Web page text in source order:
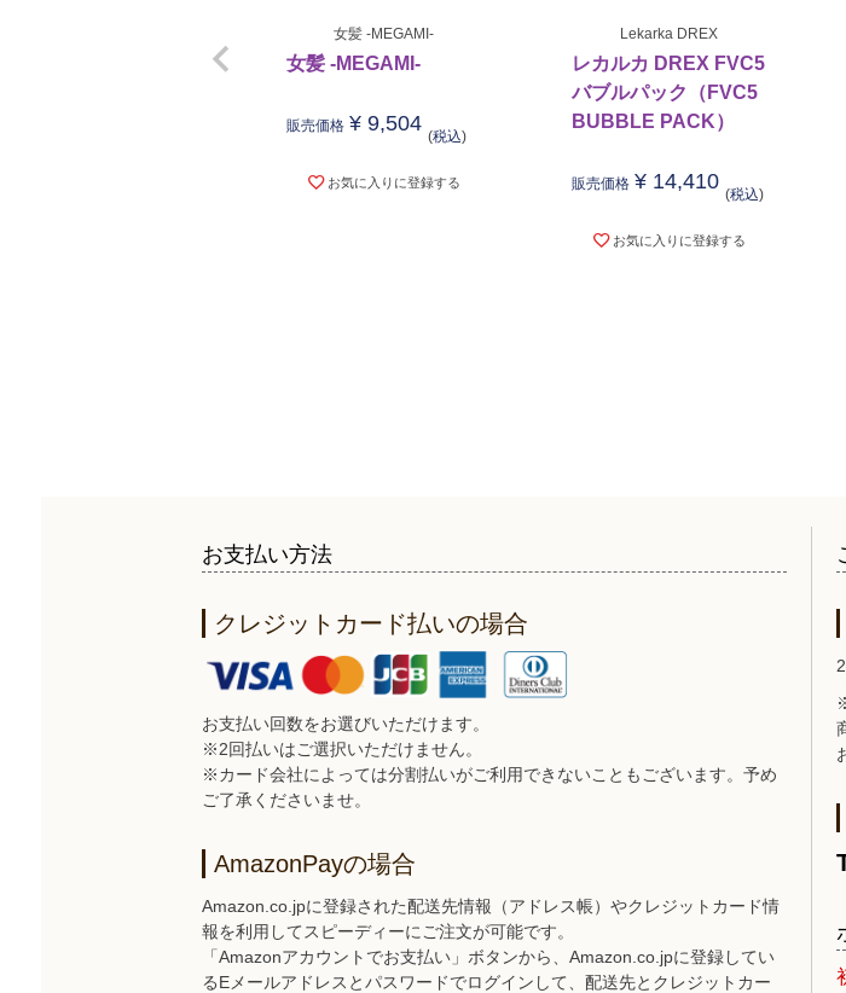
女髪 -MEGAMI-
女髪 -MEGAMI-
販売価格 ¥ 9,504
税込
お気に入りに登録する
Lekarka DREX
レカルカ DREX FVC5
バブルパック（FVC5
BUBBLE PACK）
販売価格 ¥ 14,410
税込
お気に入りに登録する
お支払い方法
クレジットカード払いの場合
お支払い回数をお選びいただけます。
※2回払いはご選択いただけません。
※カード会社によっては分割払いがご利用できないこともございます。予め
ご了承くださいませ。
AmazonPayの場合
Amazon.co.jpに登録された配送先情報（アドレス帳）やクレジットカード情
報を利用してスピーディーにご注文が可能です。
「Amazonアカウントでお支払い」ボタンから、Amazon.co.jpに登録してい
るEメールアドレスとパスワードでログインして、配送先とクレジットカー